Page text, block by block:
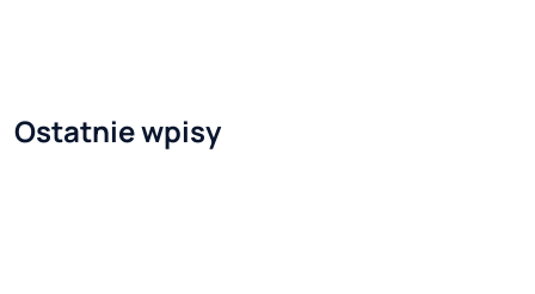
Ostatnie wpisy